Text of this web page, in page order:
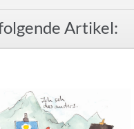
Artikel: